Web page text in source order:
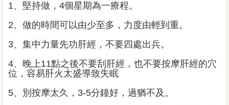
1、堅持做，4個星期為一療程。
2、做的時間可以由少至多，力度由輕到重。
3、集中力量先功肝經，不要四處出兵。
4、晚上11點之後不要刮肝經，也不要按摩肝經的穴
位，容易肝火太盛導致失眠
5、別按摩太久，3-5分鐘好，過猶不及。